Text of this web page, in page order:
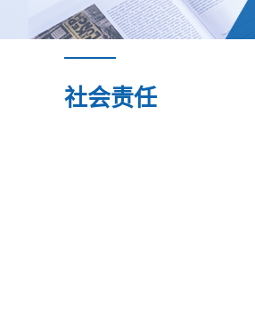
社会责任